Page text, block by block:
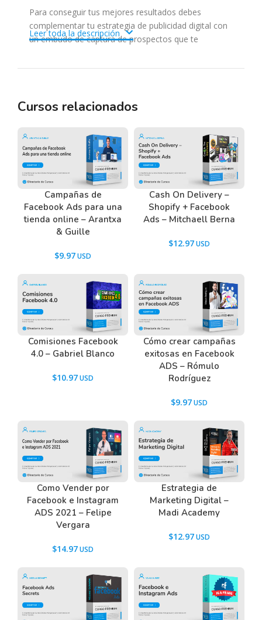
Para conseguir tus mejores resultados debes
complementar tu estrategia de publicidad digital con
un embudo de captura de prospectos que te
relice al menos 1 acción valiosa para tu negocio, esto
¿qué aprenderás en el programa?
Un programa de 0 a 100 para que te vuelvas un
profesional creando funnels. Te garantizo que al ver
este programa, en pocas horas ya estarás creando el
embudo perfecto para que seas una máquina de
captura de prospectos.
¿para quiénes va dirigido?
Emprendedores, dueños de negocios, empresarios,
educadores, lanzadores, afiliados y mucho más…
Tiene una duración de 2 a 3 horas de contenido.
Podrás repetirla cuantas veces quieras, el contenido
te quedará de por vida.
Tenemos un listado de todas las preguntas que
hacen nuestros usuarios antes de comprar y
, o también puedes
Leer toda la descripción
Cursos relacionados
Campañas de
Facebook Ads para una
tienda online – Arantxa
& Guille
$9.97
Cash On Delivery –
Shopify + Facebook
Ads – Mitchaell Berna
$12.97
Comisiones Facebook
4.0 – Gabriel Blanco
$10.97
Cómo crear campañas
exitosas en Facebook
ADS – Rómulo
Rodríguez
$9.97
Como Vender por
Facebook e Instagram
ADS 2021 – Felipe
Vergara
$14.97
Estrategia de
Marketing Digital –
Madi Academy
$12.97